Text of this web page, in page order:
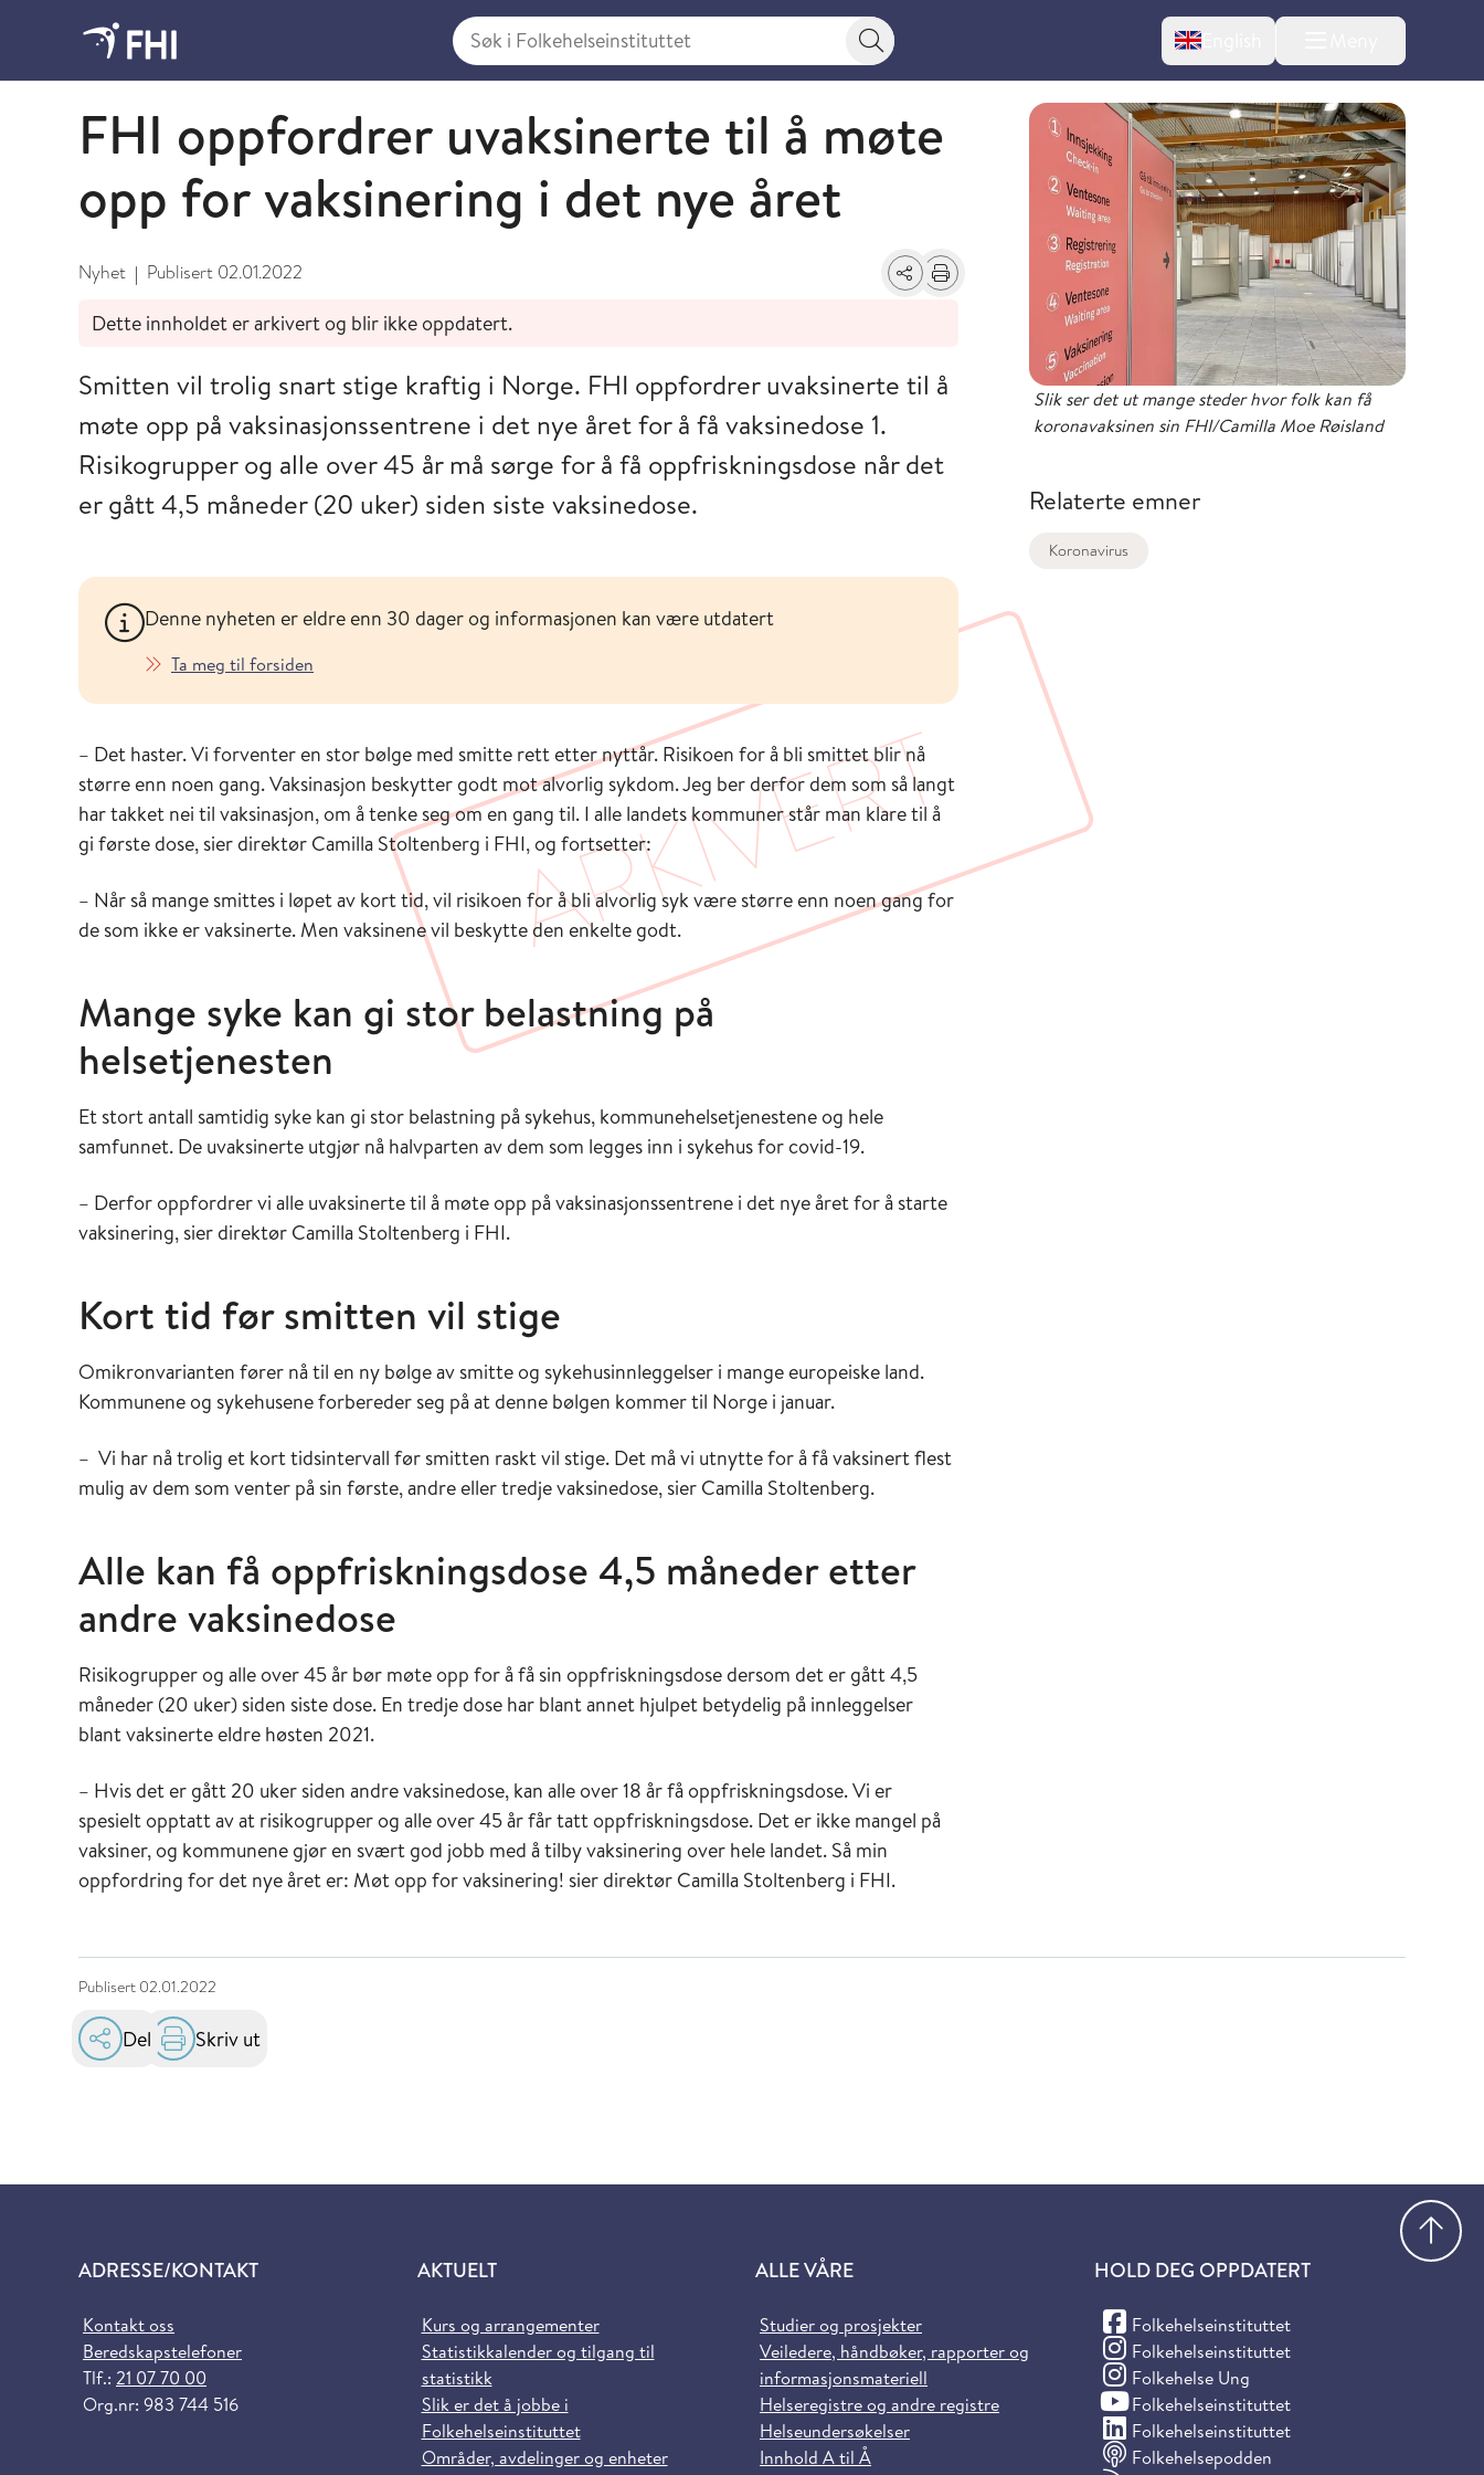
Søk i Folkehelseinstituttet
Søkeknapp English
Koronaviruset - arkiverte nyheter 2022
FHI oppfordrer uvaksinerte til å møte
opp for vaksinering i det nye året
Nyhet | Publisert 02.01.2022 Del Skriv ut
Dette innholdet er arkivert og blir ikke oppdatert.
Smitten vil trolig snart stige kraftig i Norge. FHI oppfordrer uvaksinerte til å
møte opp på vaksinasjonssentrene i det nye året for å få vaksinedose 1.
Risikogrupper og alle over 45 år må sørge for å få oppfriskningsdose når det
er gått 4,5 måneder (20 uker) siden siste vaksinedose.
Denne nyheten er eldre enn 30 dager og informasjonen kan være utdatert
Ta meg til forsiden
– Det haster. Vi forventer en stor bølge med smitte rett etter nyttår. Risikoen for å bli smittet blir nå
større enn noen gang. Vaksinasjon beskytter godt mot alvorlig sykdom. Jeg ber derfor dem som så langt
har takket nei til vaksinasjon, om å tenke seg om en gang til. I alle landets kommuner står man klare til å
gi første dose, sier direktør Camilla Stoltenberg i FHI, og fortsetter:
– Når så mange smittes i løpet av kort tid, vil risikoen for å bli alvorlig syk være større enn noen gang for
de som ikke er vaksinerte. Men vaksinene vil beskytte den enkelte godt.
Mange syke kan gi stor belastning på
helsetjenesten
Et stort antall samtidig syke kan gi stor belastning på sykehus, kommunehelsetjenestene og hele
samfunnet. De uvaksinerte utgjør nå halvparten av dem som legges inn i sykehus for covid-19.
– Derfor oppfordrer vi alle uvaksinerte til å møte opp på vaksinasjonssentrene i det nye året for å starte
vaksinering, sier direktør Camilla Stoltenberg i FHI.
Kort tid før smitten vil stige
Omikronvarianten fører nå til en ny bølge av smitte og sykehusinnleggelser i mange europeiske land.
Kommunene og sykehusene forbereder seg på at denne bølgen kommer til Norge i januar.
– Vi har nå trolig et kort tidsintervall før smitten raskt vil stige. Det må vi utnytte for å få vaksinert flest
mulig av dem som venter på sin første, andre eller tredje vaksinedose, sier Camilla Stoltenberg.
Alle kan få oppfriskningsdose 4,5 måneder etter
andre vaksinedose
Risikogrupper og alle over 45 år bør møte opp for å få sin oppfriskningsdose dersom det er gått 4,5
måneder (20 uker) siden siste dose. En tredje dose har blant annet hjulpet betydelig på innleggelser
blant vaksinerte eldre høsten 2021.
– Hvis det er gått 20 uker siden andre vaksinedose, kan alle over 18 år få oppfriskningsdose. Vi er
spesielt opptatt av at risikogrupper og alle over 45 år får tatt oppfriskningsdose. Det er ikke mangel på
vaksiner, og kommunene gjør en svært god jobb med å tilby vaksinering over hele landet. Så min
oppfordring for det nye året er: Møt opp for vaksinering! sier direktør Camilla Stoltenberg i FHI.
Slik ser det ut mange steder hvor folk kan få
koronavaksinen sin FHI/Camilla Moe Røisland
Relaterte emner
Koronavirus
Publisert 02.01.2022
Del Skriv ut
ADRESSE/KONTAKT
Kontakt oss
Beredskapstelefoner
Tlf.: 21 07 70 00
Org.nr: 983 744 516
AKTUELT
Kurs og arrangementer
Statistikkalender og tilgang til
statistikk
Slik er det å jobbe i
Folkehelseinstituttet
Områder, avdelinger og enheter
ALLE VÅRE
Studier og prosjekter
Veiledere, håndbøker, rapporter og
informasjonsmateriell
Helseregistre og andre registre
Helseundersøkelser
Innhold A til Å
HOLD DEG OPPDATERT
Folkehelseinstituttet
(Facebook)
Folkehelseinstituttet
(Instagram)
Folkehelse Ung
(Instagram)
Folkehelseinstituttet
(YouTube)
Folkehelseinstituttet
(LinkedIn)
Folkehelsepodden